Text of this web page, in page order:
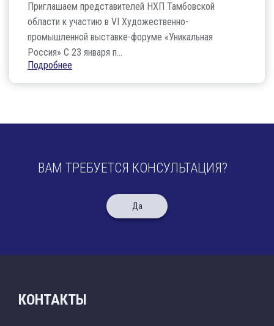
Приглашаем представителей НХП Тамбовской
области к участию в VI Художественно-
промышленной выставке-форуме «Уникальная
Россия» С 23 января п...
Подробнее
ВАМ ТРЕБУЕТСЯ КОНСУЛЬТАЦИЯ?
Да
КОНТАКТЫ